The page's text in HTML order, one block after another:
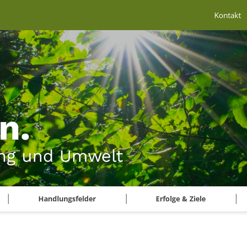
und Umwelt
Handlungsfelder Erfolge & Ziele
Kontakt